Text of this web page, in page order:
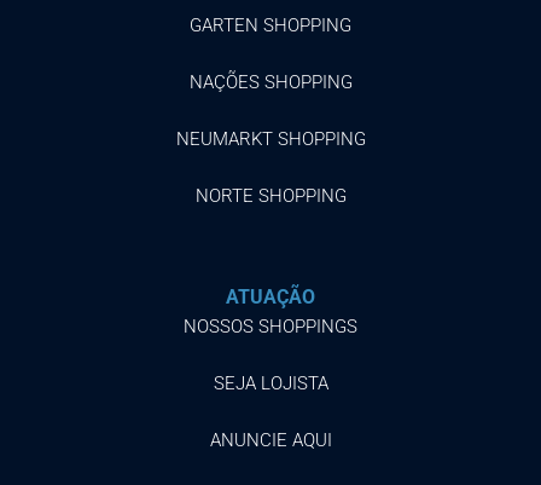
GARTEN SHOPPING
NAÇÕES SHOPPING
NEUMARKT SHOPPING
NORTE SHOPPING
ATUAÇÃO
NOSSOS SHOPPINGS
SEJA LOJISTA
ANUNCIE AQUI